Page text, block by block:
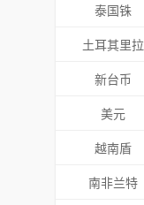
泰国铢
土耳其里拉
新台币
美元
越南盾
南非兰特